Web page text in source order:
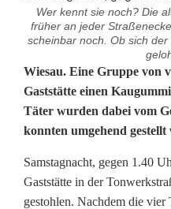
Wer kennt sie noch? Die
früher an jeder
scheinbar noch. Ob sich
K
a
u
g
u
Wiesau. Eine Gruppe von
Gaststätte einen
Täter wurden dabei vom
konnten umgehend gestellt
Samstagnacht, gegen 1.40
Gaststätte in der
gestohlen. Nachdem die